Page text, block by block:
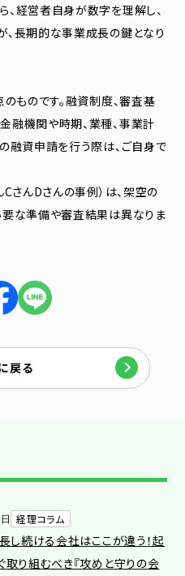
経営者自身が数字を理解し、
、長期的な事業成長の鍵となり
ものです。融資制度、審査基
融機関や時期、業種、事業計
融資申請を行う際は、ご自身で
さんDさんの事例）は、架空の
要な準備や審査結果は異なりま
戻る
経理コラム
し続ける会社はここが違う！起
取り組むべき『攻めと守りの会